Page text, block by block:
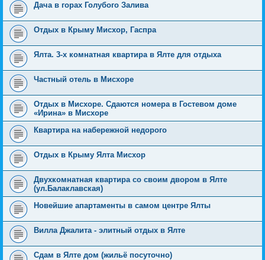
Дача в горах Голубого Залива
Отдых в Крыму Мисхор, Гаспра
Ялта. 3-х комнатная квартира в Ялте для отдыха
Частный отель в Мисхоре
Отдых в Мисхоре. Сдаются номера в Гостевом доме
«Ирина» в Мисхоре
Квартира на набережной недорого
Отдых в Крыму Ялта Мисхор
Двухкомнатная квартира со своим двором в Ялте
(ул.Балаклавская)
Новейшие апартаменты в самом центре Ялты
Вилла Джалита - элитный отдых в Ялте
Сдам в Ялте дом (жильё посуточно)